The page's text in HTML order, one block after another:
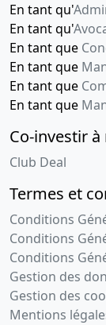
En tant qu'
En tant qu'
En tant que
En tant que
En tant que
En tant que
Co-investir à
Club Deal
Termes et
Conditions
Conditions
Conditions
Gestion des
Gestion des
Mentions